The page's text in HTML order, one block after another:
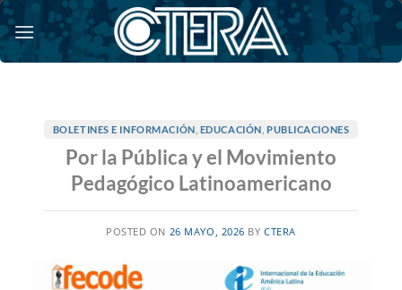
Saltar
al
contenido
BOLETINES E INFORMACIÓN EDUCACIÓN PUBLICACIONES
Por la Pública y el Movimiento
Pedagógico Latinoamericano
POSTED ON 26 MAYO, 2026 BYCTERA